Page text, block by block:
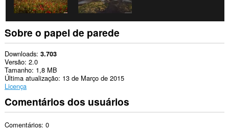
Sobre o papel de parede
Downloads 3.703
Versão 2.0
Tamanho 1,8 MB
Última atualização 13 de Março de 2015
Licença
Comentários dos usuários
Comentários: 0